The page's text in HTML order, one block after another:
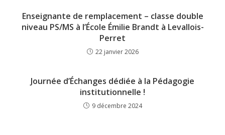
Enseignante de remplacement – classe double
niveau PS/MS à l’École Émilie Brandt à Levallois-
Perret
22 janvier 2026
Journée d’Échanges dédiée à la Pédagogie
institutionnelle !
9 décembre 2024